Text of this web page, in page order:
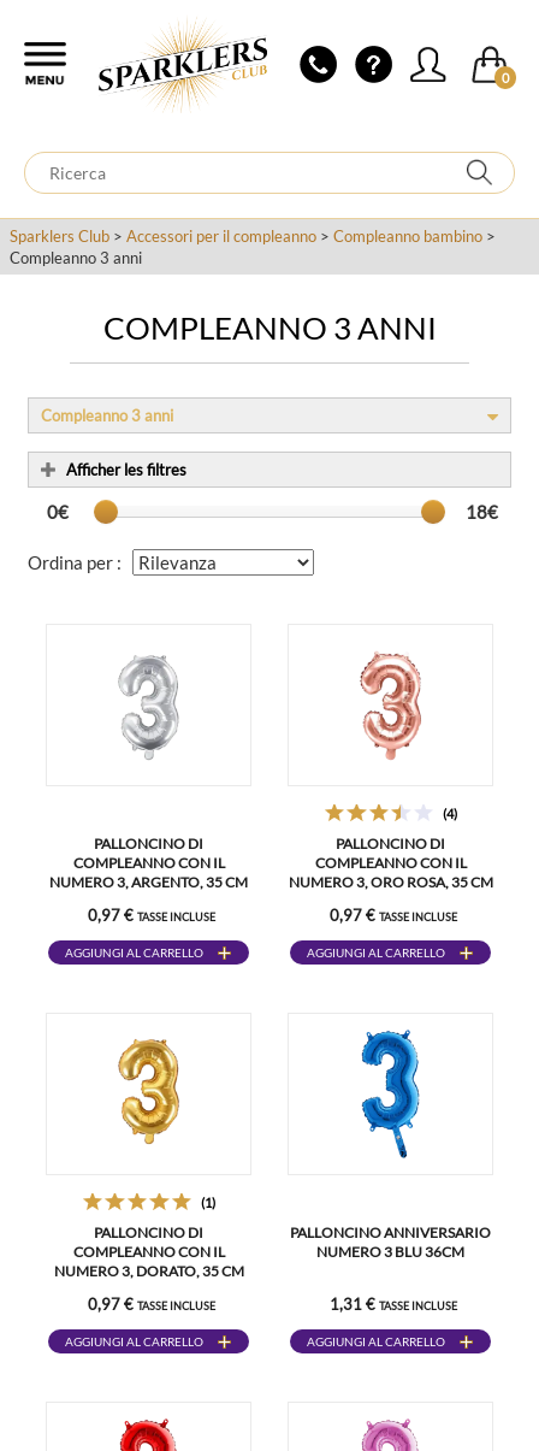
0
Sparklers Club > Accessori per il compleanno > Compleanno bambino >
Compleanno 3 anni
COMPLEANNO 3 ANNI
0€ 18€
Afficher les filtres
Compleanno 3 anni
Ordina per :
PALLONCINO DI
COMPLEANNO CON IL
NUMERO 3, ARGENTO, 35 CM
0,97 € TASSE INCLUSE
AGGIUNGI AL CARRELLO
(4)
PALLONCINO DI
COMPLEANNO CON IL
NUMERO 3, ORO ROSA, 35 CM
0,97 € TASSE INCLUSE
AGGIUNGI AL CARRELLO
(1)
PALLONCINO DI
COMPLEANNO CON IL
NUMERO 3, DORATO, 35 CM
0,97 € TASSE INCLUSE
AGGIUNGI AL CARRELLO
PALLONCINO ANNIVERSARIO
NUMERO 3 BLU 36CM
1,31 € TASSE INCLUSE
AGGIUNGI AL CARRELLO